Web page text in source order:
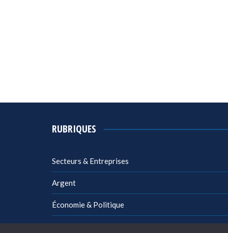
RUBRIQUES
Secteurs & Entreprises
Argent
Économie & Politique
Management